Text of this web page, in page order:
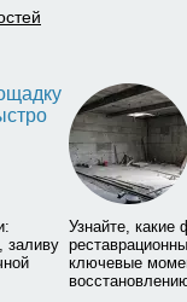
заливу
Узнайте, какие
ключевые